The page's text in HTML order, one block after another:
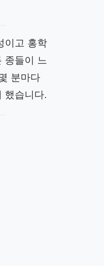
이고 홍학
종들이 느
분마다
했습니다.